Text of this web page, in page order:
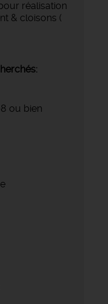
réalisation
& cloisons (
ou bien